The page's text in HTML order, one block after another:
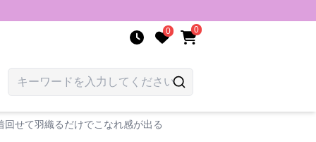
0 0
せて羽織るだけでこなれ感が出る